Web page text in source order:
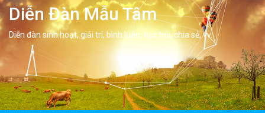
Diễn Đàn Mẫu Tâm
Diễn đàn sinh hoạt, giải trí, bình luân, học hỏi, chia sẻ, vv.